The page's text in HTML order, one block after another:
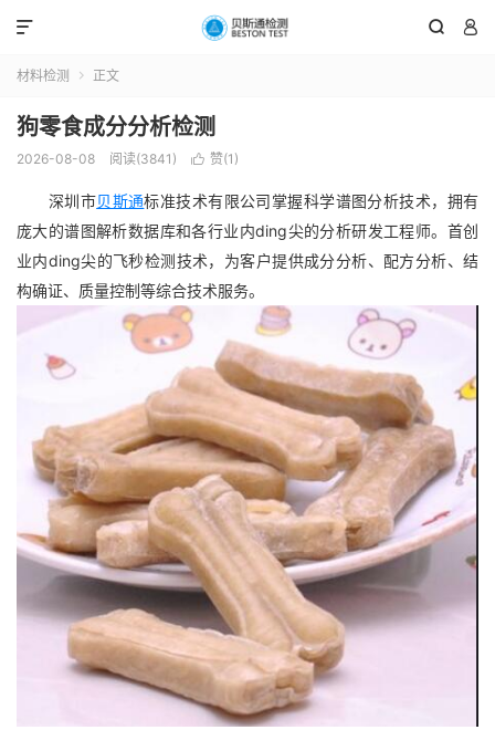
 

材料检测  正文
狗零食成分分析检测
2026-08-08 阅读(3841)  赞(1 )
深圳市贝斯通标准技术有限公司掌握科学谱图分析技术，拥有
庞大的谱图解析数据库和各行业内ding尖的分析研发工程师。首创
业内ding尖的飞秒检测技术，为客户提供成分分析、配方分析、结
构确证、质量控制等综合技术服务。